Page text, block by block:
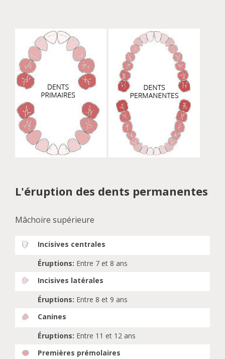
L'éruption des dents permanentes
Mâchoire supérieure
Incisives centrales
Éruptions: Entre 7 et 8 ans
Incisives latérales
Éruptions: Entre 8 et 9 ans
Canines
Éruptions: Entre 11 et 12 ans
Premières prémolaires